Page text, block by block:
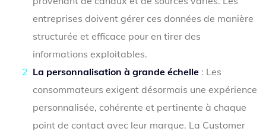
entreprises doivent gérer ces données de manière
structurée et efficace pour en tirer des
informations exploitables.
La personnalisation à grande échelle : Les
consommateurs exigent désormais une expérience
personnalisée, cohérente et pertinente à chaque
point de contact avec leur marque. La Customer